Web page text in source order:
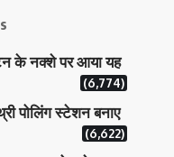
के नक्‍शे पर आया यह
(6,774)
पोलिंग स्टेशन बनाए
(6,622)